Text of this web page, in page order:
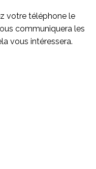
votre téléphone le
communiquera les
vous intéressera.